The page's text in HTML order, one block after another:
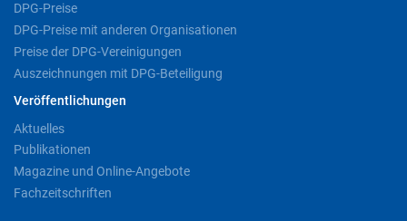
DPG-Preise
DPG-Preise mit anderen Organisationen
Preise der DPG-Vereinigungen
Auszeichnungen mit DPG-Beteiligung
Veröffentlichungen
Aktuelles
Publikationen
Magazine und Online-Angebote
Fachzeitschriften